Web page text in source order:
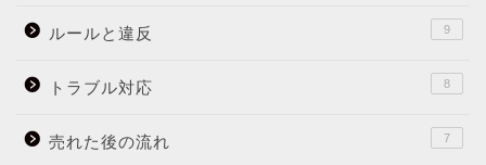
ルールと違反 9
トラブル対応 8
売れた後の流れ 7